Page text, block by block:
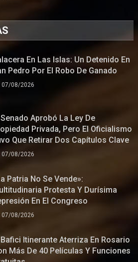
En Las Islas: Un Detenido En
Pedro Por El Robo De Ganado
07/08/2026
Senado Aprobó La Ley De
Privada, Pero El Oficialismo
Que Retirar Dos Capítulos Clave
07/08/2026
Patria No Se Vende»:
Protesta Y Durísima
En El Congreso
07/08/2026
Bafici Itinerante Aterriza En Rosario
Más De 40 Películas Y Funciones